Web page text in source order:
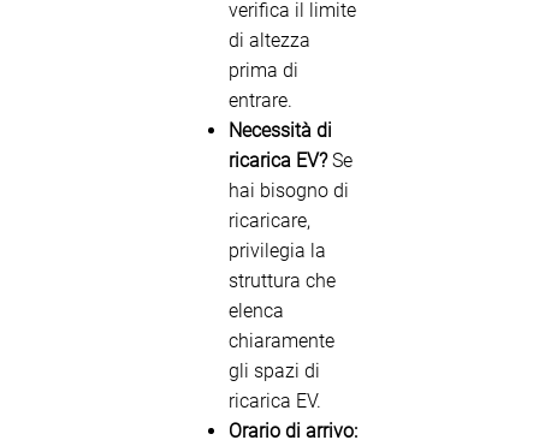
verifica il limite
di altezza
prima di
entrare.
Necessità di
ricarica EV?Se
hai bisogno di
ricaricare,
privilegia la
struttura che
elenca
chiaramente
gli spazi di
ricarica EV.
Orario di arrivo: